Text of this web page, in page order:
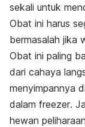
sekali untuk
Obat ini harus
bermasalah jika
Obat ini paling
dari cahaya
menyimpannya
dalam freezer.
hewan